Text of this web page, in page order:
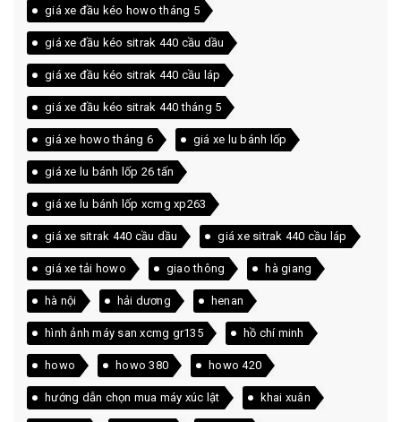
giá xe đầu kéo howo tháng 5
giá xe đầu kéo sitrak 440 cầu dầu
giá xe đầu kéo sitrak 440 cầu láp
giá xe đầu kéo sitrak 440 tháng 5
giá xe howo tháng 6 giá xe lu bánh lốp
giá xe lu bánh lốp 26 tấn
giá xe lu bánh lốp xcmg xp263
giá xe sitrak 440 cầu dầu giá xe sitrak 440 cầu láp
giá xe tải howo giao thông hà giang
hà nội hải dương henan
hình ảnh máy san xcmg gr135 hồ chí minh
howo howo 380 howo 420
hướng dẫn chọn mua máy xúc lật khai xuân